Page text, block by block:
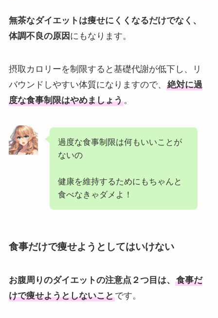
無茶なダイエットは痩せにくくなるだけでなく、
体調不良の原因 にもなります。
摂取カロリーを制限すると基礎代謝が低下し、リ
バウンドしやすい体質になりますので、 絶対に過
度な食事制限はやめましょう。
過度な食事制限は何もいいことが
ないの
健康を維持するためにもちゃんと
食べなきゃダメよ！
食事だけで痩せようとしてはいけない
お腹周りのダイエットの注意点２つ目は、 食事だ
けで痩せようとしないことです。